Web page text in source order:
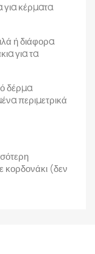
για κέρματα
ή διάφορα
για τα
δέρμα
περιμετρικά
κορδονάκι (δεν